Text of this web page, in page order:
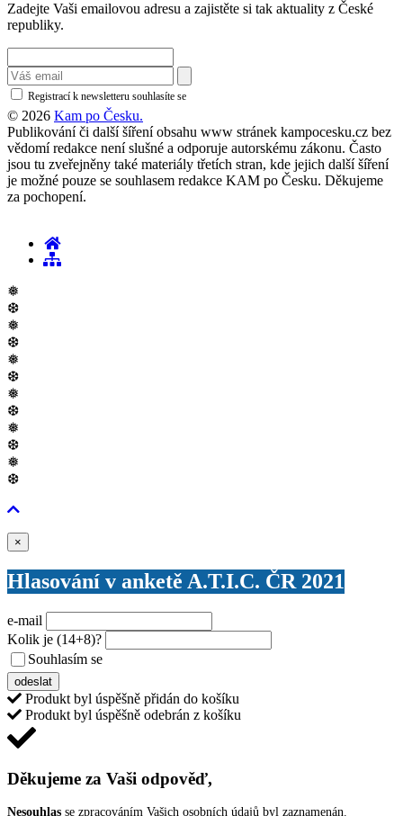
Zadejte Vaši emailovou adresu a zajistěte si tak aktuality z České
republiky.
Registrací k newsletteru souhlasíte se
© 2026 Kam po Česku.
Publikování či další šíření obsahu www stránek kampocesku.cz bez
vědomí redakce není slušné a odporuje autorskému zákonu. Často
jsou tu zveřejněny také materiály třetích stran, kde jejich další šíření
je možné pouze se souhlasem redakce KAM po Česku. Děkujeme
za pochopení.
❅
❆
❅
❆
❅
❆
❅
❆
❅
❆
❅
❆
×
Hlasování v anketě A.T.I.C. ČR 2021
e-mail
Kolik je (14+8)?
Souhlasím se
odeslat
Produkt byl úspěšně přidán do košíku
Produkt byl úspěšně odebrán z košíku
Děkujeme za Vaši odpověď,
Nesouhlas se zpracováním Vašich osobních údajů byl zaznamenán.